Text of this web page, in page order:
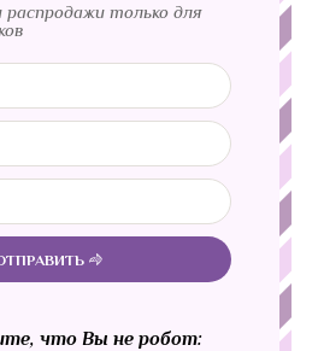
распродажи только для
что Вы не робот: